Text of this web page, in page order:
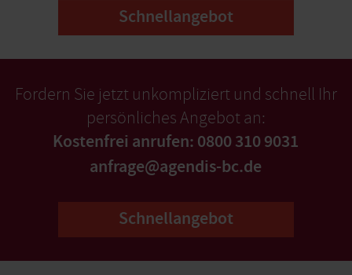
Schnellangebot
Fordern Sie jetzt unkompliziert und schnell Ihr
persönliches Angebot an:
Kostenfrei anrufen: 0800 310 9031
anfrage@agendis-bc.de
Schnellangebot